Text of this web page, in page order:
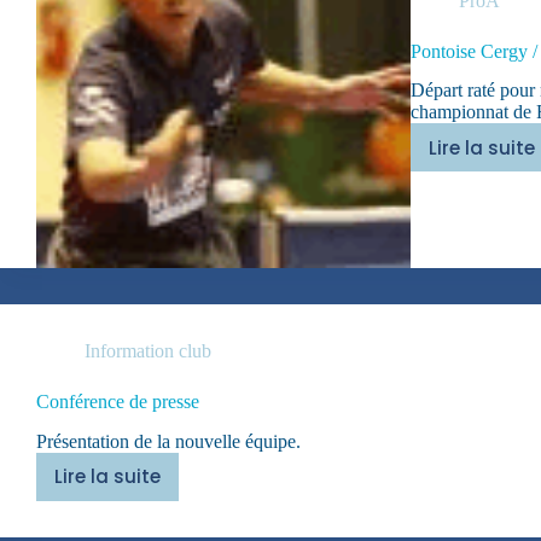
Pontoise Cergy
Départ raté pour
championnat de
Lire la suite
:
Information club
Conférence de presse
Présentation de la nouvelle équipe.
Lire la suite
Conférence